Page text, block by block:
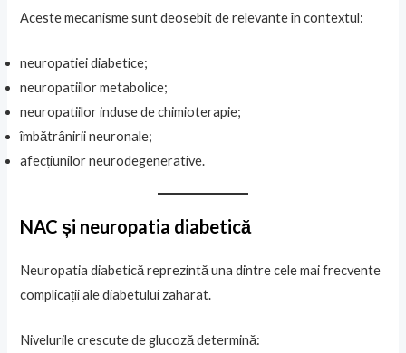
Aceste mecanisme sunt deosebit de relevante în contextul:
neuropatiei diabetice;
neuropatiilor metabolice;
neuropatiilor induse de chimioterapie;
îmbătrânirii neuronale;
afecțiunilor neurodegenerative.
NAC și neuropatia diabetică
Neuropatia diabetică reprezintă una dintre cele mai frecvente
complicații ale diabetului zaharat.
Nivelurile crescute de glucoză determină: